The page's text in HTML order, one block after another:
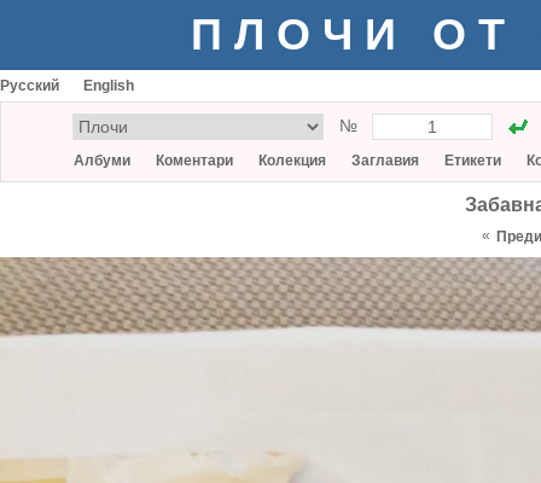
ПЛОЧИ ОТ
Русский English
№
Албуми Коментари Колекция Заглавия Етикети
«